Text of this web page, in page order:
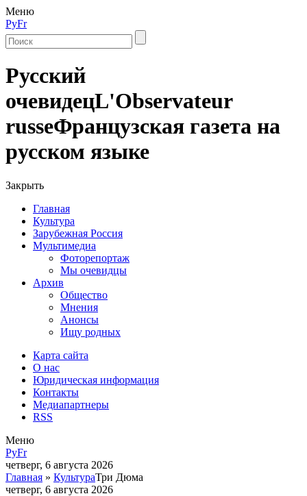
Меню
РуFr
Русский
очевидецL'Observateur
russeФранцузская газета на
русском языке
Закрыть
Главная
Культура
Зарубежная Россия
Мультимедиа
Фоторепортаж
Мы очевидцы
Архив
Общество
Мнения
Анонсы
Ищу родных
Карта сайта
О нас
Юридическая информация
Контакты
Медиапартнеры
RSS
Меню
РуFr
четверг, 6 августа 2026
Главная » КультураТри Дюма
четверг, 6 августа 2026